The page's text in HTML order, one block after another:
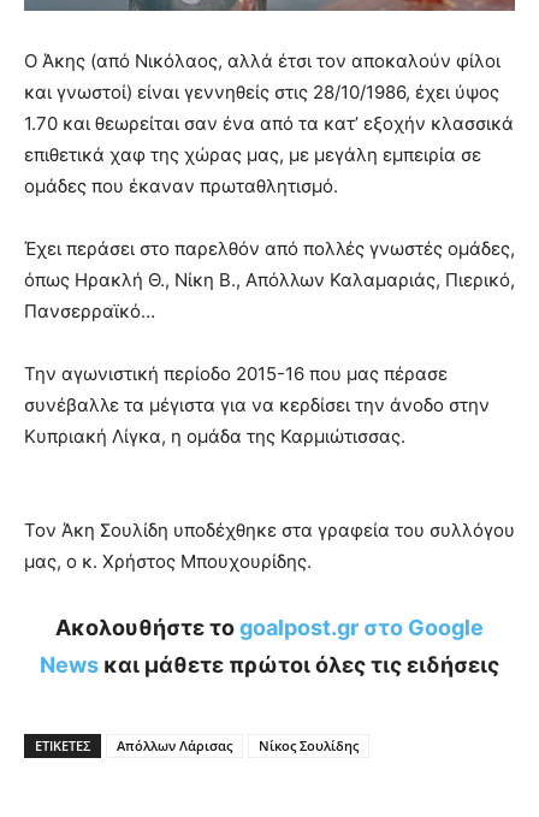
Ο Άκης (από Νικόλαος, αλλά έτσι τον αποκαλούν φίλοι
και γνωστοί) είναι γεννηθείς στις 28/10/1986, έχει ύψος
1.70 και θεωρείται σαν ένα από τα κατ’ εξοχήν κλασσικά
επιθετικά χαφ της χώρας μας, με μεγάλη εμπειρία σε
ομάδες που έκαναν πρωταθλητισμό.
Έχει περάσει στο παρελθόν από πολλές γνωστές ομάδες,
όπως Ηρακλή Θ., Νίκη Β., Απόλλων Καλαμαριάς, Πιερικό,
Πανσερραϊκό…
Την αγωνιστική περίοδο 2015-16 που μας πέρασε
συνέβαλλε τα μέγιστα για να κερδίσει την άνοδο στην
Κυπριακή Λίγκα, η ομάδα της Καρμιώτισσας.
Τον Άκη Σουλίδη υποδέχθηκε στα γραφεία του συλλόγου
μας, ο κ. Χρήστος Μπουχουρίδης.
Ακολουθήστε τοgoalpost.gr στο Google
News και μάθετε πρώτοι όλες τις ειδήσεις
ΕΤΙΚΕΤΕΣ Απόλλων Λάρισας Νίκος Σουλίδης